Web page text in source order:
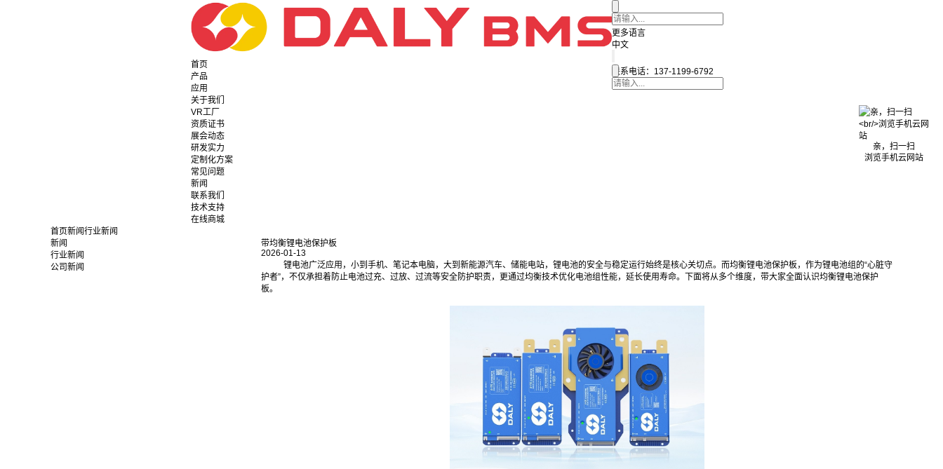
首页
产品
应用
关于我们
VR工厂
资质证书
展会动态
研发实力
定制化方案
常见问题
新闻
联系我们
技术支持
在线商城
更多语言
中文
联系电话：137-1199-6792
首页新闻行业新闻
新闻
行业新闻
公司新闻
带均衡锂电池保护板
2026-01-13
锂电池广泛应用，小到手机、笔记本电脑，大到新能源汽车、储能电站，锂电池的安全与稳定运行始终是核心关切点。而均衡锂电池保护板，作为锂电池组的“心脏守
护者”，不仅承担着防止电池过充、过放、过流等安全防护职责，更通过均衡技术优化电池组性能，延长使用寿命。下面将从多个维度，带大家全面认识均衡锂电池保护
板。
亲，扫一扫
浏览手机云网站